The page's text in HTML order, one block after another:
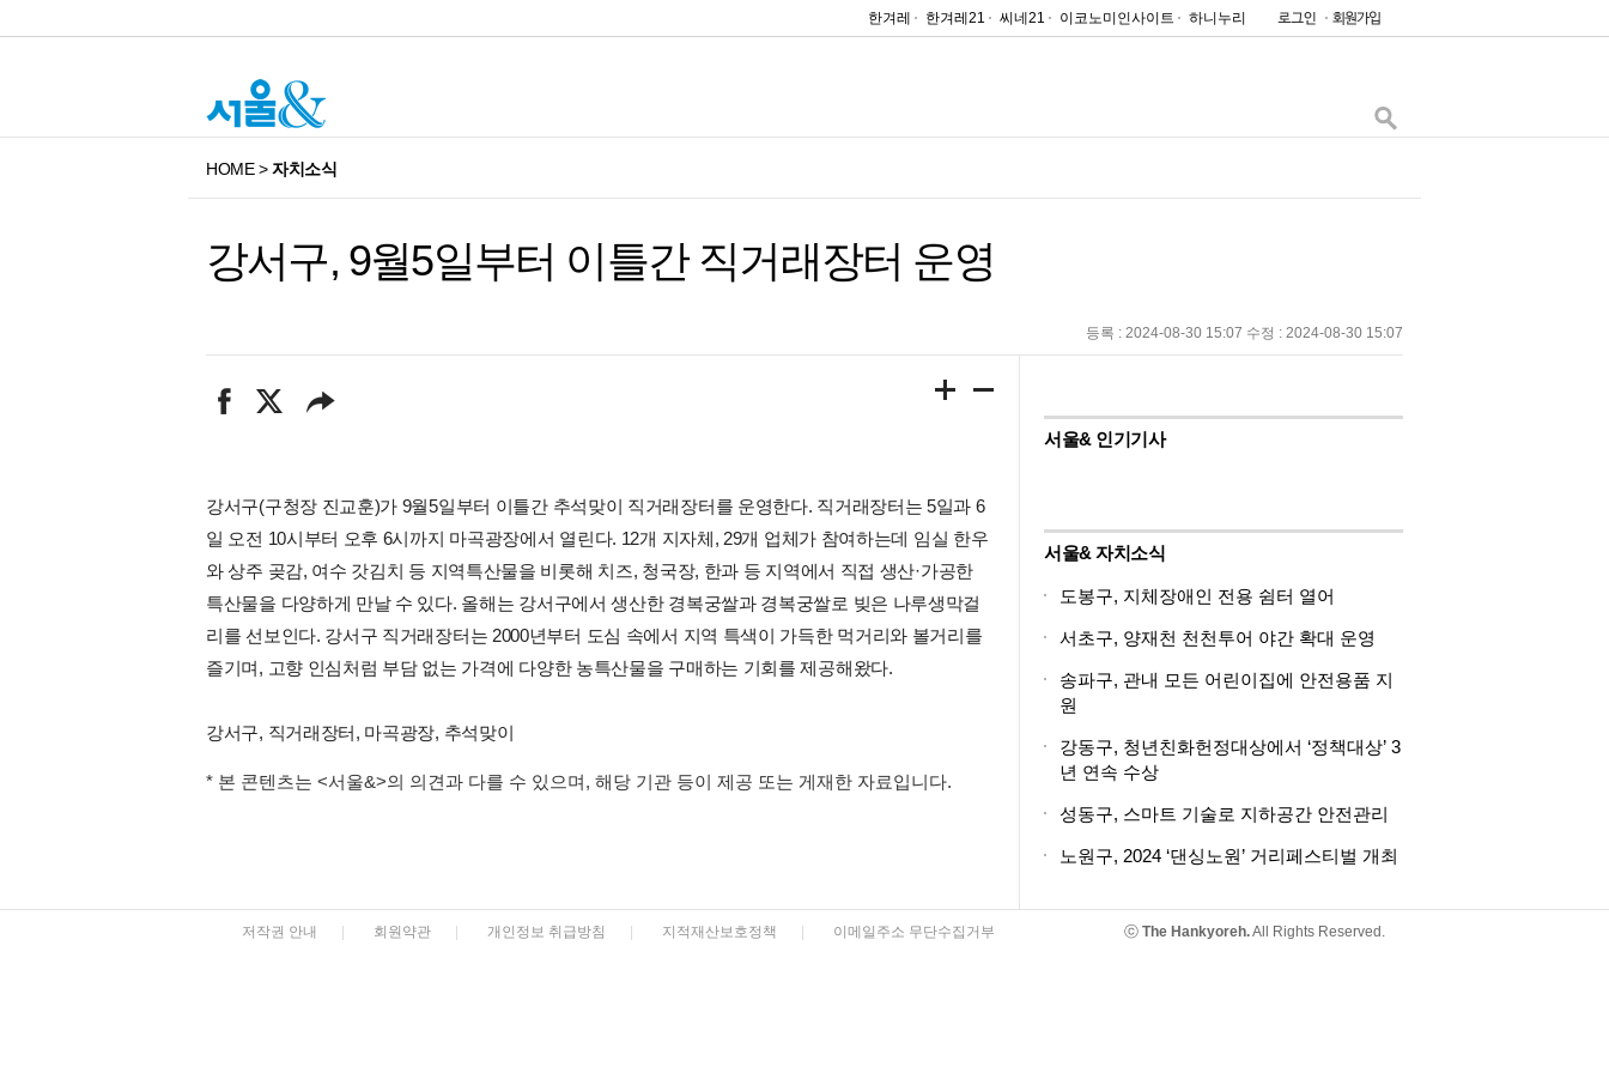
한겨레 한겨레21 씨네21 이코노미인사이트 하니누리
HOME>자치소식
강서구, 9월5일부터 이틀간 직거래장터 운영
등록 : 2024-08-30 15:07 수정 : 2024-08-30 15:07
강서구(구청장 진교훈)가 9월5일부터 이틀간 추석맞이 직거래장터를 운영한다. 직거래장터는 5일과 6
일 오전 10시부터 오후 6시까지 마곡광장에서 열린다. 12개 지자체, 29개 업체가 참여하는데 임실 한우
와 상주 곶감, 여수 갓김치 등 지역특산물을 비롯해 치즈, 청국장, 한과 등 지역에서 직접 생산·가공한
특산물을 다양하게 만날 수 있다. 올해는 강서구에서 생산한 경복궁쌀과 경복궁쌀로 빚은 나루생막걸
리를 선보인다. 강서구 직거래장터는 2000년부터 도심 속에서 지역 특색이 가득한 먹거리와 볼거리를
즐기며, 고향 인심처럼 부담 없는 가격에 다양한 농특산물을 구매하는 기회를 제공해왔다.
강서구, 직거래장터, 마곡광장, 추석맞이
* 본 콘텐츠는 <서울&>의 의견과 다를 수 있으며, 해당 기관 등이 제공 또는 게재한 자료입니다.
서울& 인기기사
서울& 자치소식
도봉구, 지체장애인 전용 쉼터 열어
서초구, 양재천 천천투어 야간 확대 운영
송파구, 관내 모든 어린이집에 안전용품 지
원
강동구, 청년친화헌정대상에서 ‘정책대상’ 3
년 연속 수상
성동구, 스마트 기술로 지하공간 안전관리
노원구, 2024 ‘댄싱노원’ 거리페스티벌 개최
저작권 안내 | 회원약관 | 개인정보 취급방침 | 지적재산보호정책 | 이메일주소 무단수집거부 ⓒ The Hankyoreh.All Rights Reserved.